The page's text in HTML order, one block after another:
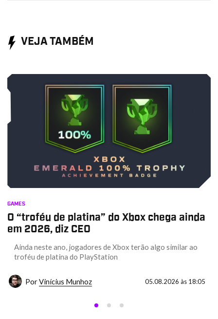
VEJA TAMBÉM
GAMES
O “troféu de platina” do Xbox chega ainda
em 2026, diz CEO
Ainda neste ano, jogadores de Xbox terão algo similar ao
troféu de platina do PlayStation
PorVinícius Munhoz 05.08.2026 às 18:05